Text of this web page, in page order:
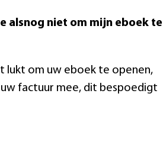
alsnog niet om mijn eboek te
lukt om uw eboek te openen,
factuur mee, dit bespoedigt